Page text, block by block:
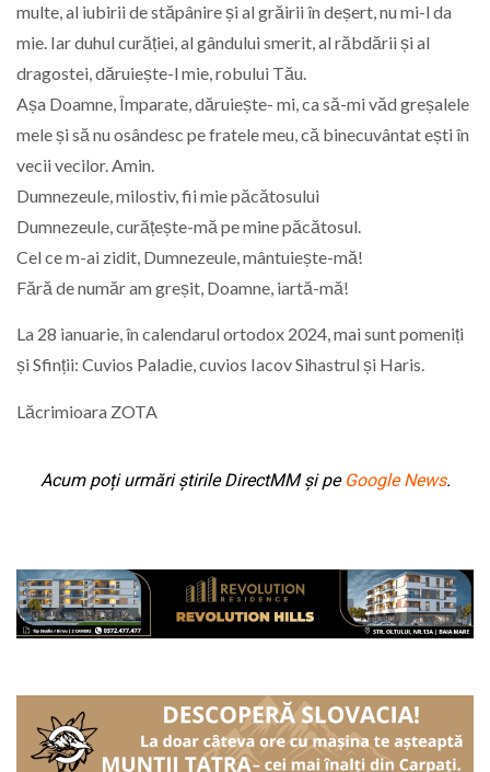
multe, al iubirii de stăpânire și al grăirii în deșert, nu mi-l da
mie. Iar duhul curăției, al gândului smerit, al răbdării și al
dragostei, dăruiește-l mie, robului Tău.
Așa Doamne, Împarate, dăruiește- mi, ca să-mi văd greșalele
mele și să nu osândesc pe fratele meu, că binecuvântat ești în
vecii vecilor. Amin.
Dumnezeule, milostiv, fii mie păcătosului
Dumnezeule, curățește-mă pe mine păcătosul.
Cel ce m-ai zidit, Dumnezeule, mântuiește-mă!
Fără de număr am greșit, Doamne, iartă-mă!
La 28 ianuarie, în calendarul ortodox 2024, mai sunt pomeniți
și Sfinții: Cuvios Paladie, cuvios Iacov Sihastrul și Haris.
Lăcrimioara ZOTA
Acum poți urmări știrile DirectMM și pe Google News.